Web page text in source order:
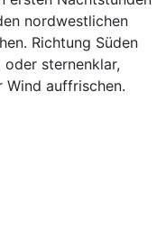
nordwestlichen
Richtung Süden
sternenklar,
Wind auffrischen.